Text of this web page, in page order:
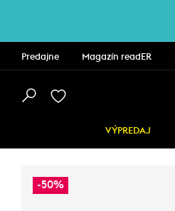
Predajne Magazín readER
VÝPREDAJ
-50%